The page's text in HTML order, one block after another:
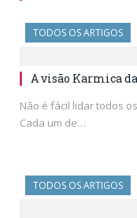
TODOS OS ARTIGOS
A visão Karmica
Não é fácil lidar todos
Cada um de…
TODOS OS ARTIGOS